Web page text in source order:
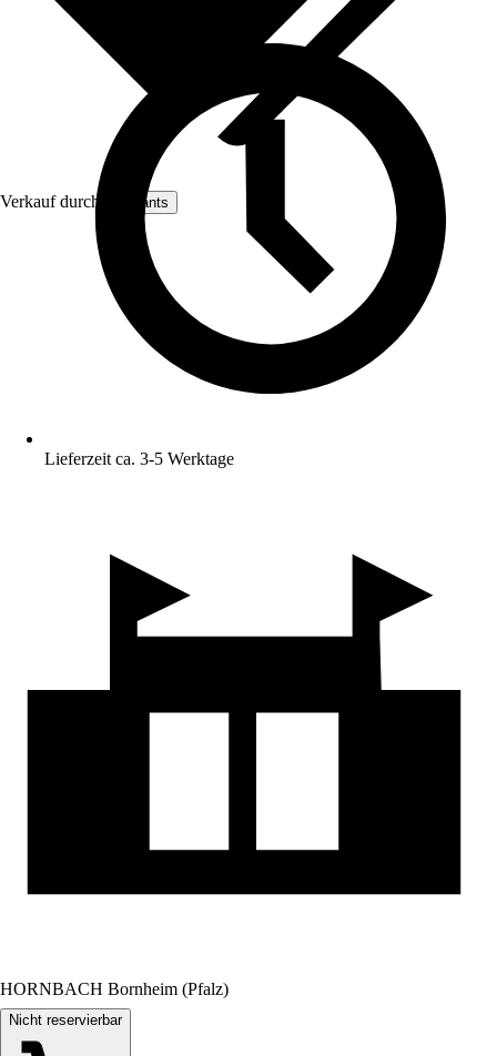
Verkauf durch: artplants
Lieferzeit ca. 3-5 Werktage
HORNBACH Bornheim (Pfalz)
Nicht reservierbar